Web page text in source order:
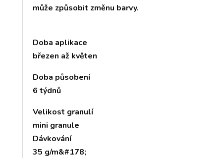
může způsobit změnu barvy.
Doba aplikace
březen až květen
Doba působení
6 týdnů
Velikost granulí
mini granule
Dávkování
35 g/m&#178;